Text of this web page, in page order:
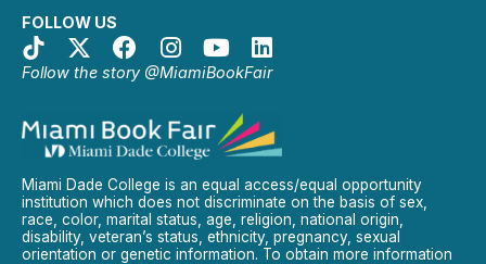
FOLLOW US
Follow the story @MiamiBookFair
Miami Dade College is an equal access/equal opportunity
institution which does not discriminate on the basis of sex,
race, color, marital status, age, religion, national origin,
disability, veteran’s status, ethnicity, pregnancy, sexual
orientation or genetic information. To obtain more information